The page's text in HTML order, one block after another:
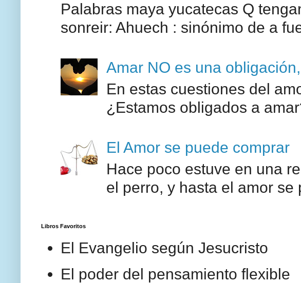
Palabras maya yucatecas Q
sonreir: Ahuech : sinónimo de a
Amar NO es una
En estas cuestiones del
¿Estamos obligados a
El Amor se puede comprar
Hace poco estuve en una
el perro, y hasta el amor se
Libros Favoritos
El Evangelio según Jesucristo
El poder del pensamiento flexible